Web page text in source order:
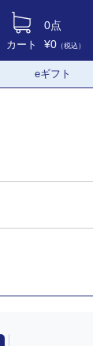
カート
0点
¥0 （税込）
eギフト